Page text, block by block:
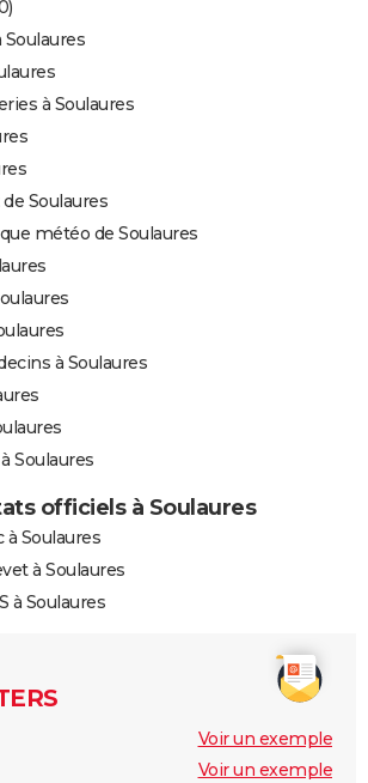
à Soulaures
Soulaures
météo de Soulaures
à Soulaures
Soulaures
officiels à Soulaures
à Soulaures
à Soulaures
à Soulaures
Voir un exemple
Voir un exemple